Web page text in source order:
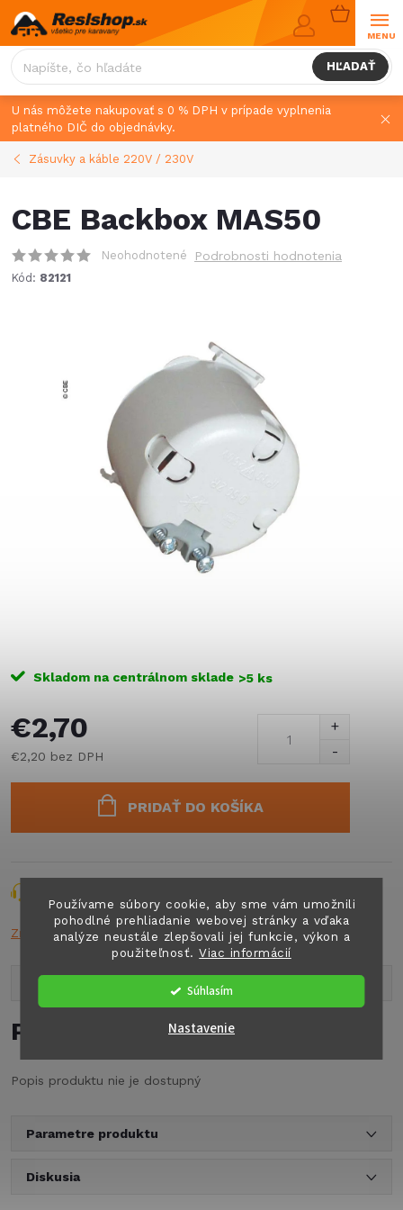
Používame súbory cookie, aby sme vám umožnili
pohodlné prehliadanie webovej stránky a vďaka
analýze neustále zlepšovali jej funkcie, výkon a
použiteľnosť.Viac informácií
Súhlasím
Nastavenie
Prejsť
na
obsah
HĽADAŤ
KOŠÍK
U nás môžete nakupovať s 0 % DPH v prípade vyplnenia
platného DIČ do objednávky.
Zásuvky a káble 220V / 230V
CBE Backbox MAS50
Neohodnotené Podrobnosti hodnotenia
Kód: 82121
Skladom na centrálnom sklade >5 ks
€2,70
€2,20 bez DPH
PRIDAŤ DO KOŠÍKA
Značka:CBE
Popis produktu
Podrobný popis
Popis produktu nie je dostupný
Parametre produktu
Diskusia